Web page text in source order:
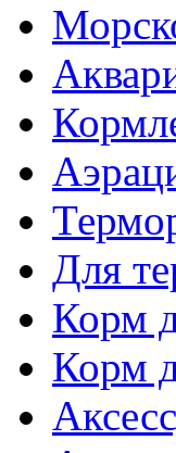
Для
Корм
Корм